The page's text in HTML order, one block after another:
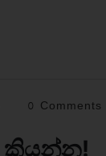
0 Comments